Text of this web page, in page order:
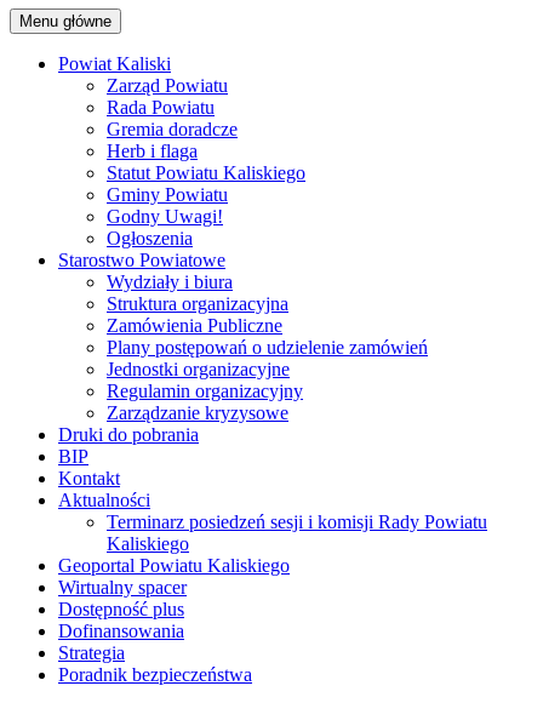
Menu główne
Powiat Kaliski
Zarząd Powiatu
Rada Powiatu
Gremia doradcze
Herb i flaga
Statut Powiatu Kaliskiego
Gminy Powiatu
Godny Uwagi!
Ogłoszenia
Starostwo Powiatowe
Wydziały i biura
Struktura organizacyjna
Zamówienia Publiczne
Plany postępowań o udzielenie zamówień
Jednostki organizacyjne
Regulamin organizacyjny
Zarządzanie kryzysowe
Druki do pobrania
BIP
Kontakt
Aktualności
Terminarz posiedzeń sesji i komisji Rady Powiatu
Kaliskiego
Geoportal Powiatu Kaliskiego
Wirtualny spacer
Dostępność plus
Dofinansowania
Strategia
Poradnik bezpieczeństwa